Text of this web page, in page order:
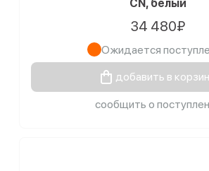
CN, белый
34 480₽
Ожидается
добавить в
сообщить о